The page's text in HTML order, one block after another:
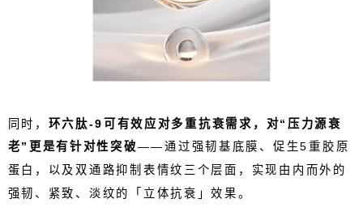
同时， 环六肽-9 可有效应对多重抗衰需求，对“压力源衰
老”更是有针对性突破——通过强韧基底膜、促生5重胶原
蛋白，以及双通路抑制表情纹三个层面，实现由内而外的
强韧、紧致、淡纹的 「 立体抗衰 」效果。